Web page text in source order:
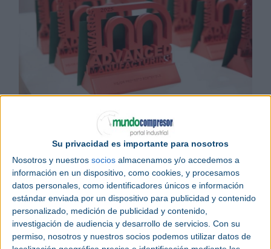
Su privacidad es importante para nosotros
Nosotros y nuestros socios almacenamos y/o accedemos a
información en un dispositivo, como cookies, y procesamos
datos personales, como identificadores únicos e información
estándar enviada por un dispositivo para publicidad y contenido
personalizado, medición de publicidad y contenido,
investigación de audiencia y desarrollo de servicios. Con su
permiso, nosotros y nuestros socios podemos utilizar datos de
Advanced Manufacturing Madrid 2025: vuelve la innovación
Comienza Advanced Manufacturing Madrid 2025
encuentro nacional para la industria
La innovación tecnológica y la transformación
sostenible han sido las protagonistas en los IV
Advanced Manufacturing Awards, entregados en
el marco deAdvanced Manufacturing Madrid